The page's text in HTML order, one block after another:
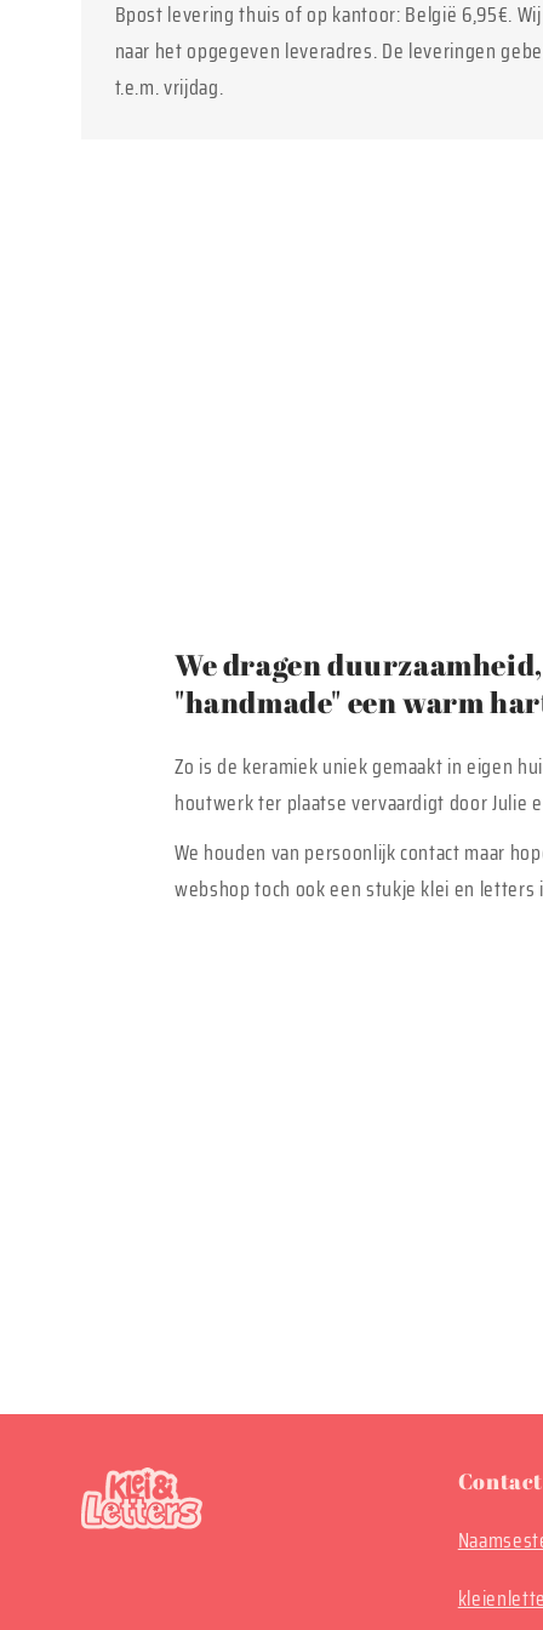
Bpost levering thuis of op kantoor: België 6,95€.
naar het opgegeven leveradres. De leveringen
t.e.m. vrijdag.
We dragen
"handmade" een warm
Zo is de keramiek uniek gemaakt in eigen
houtwerk ter plaatse vervaardigt door Julie
We houden van persoonlijk contact maar
webshop toch ook een stukje klei en letters
Contact